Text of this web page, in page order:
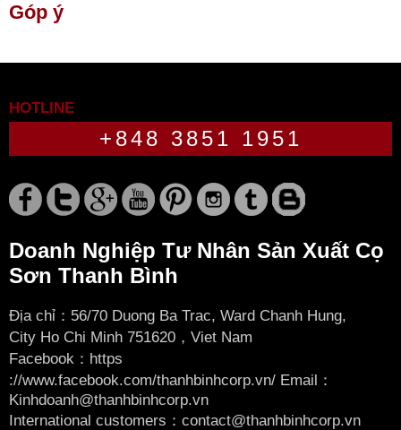
Góp ý
HOTLINE
+848 3851 1951
Doanh Nghiệp Tư Nhân Sản Xuất Cọ
Sơn Thanh Bình
Địa chỉ：56/70 Duong Ba Trac, Ward Chanh Hung,
City Ho Chi Minh 751620，Viet Nam
Facebook： https
://www.facebook.com/thanhbinhcorp.vn/ Email：
Kinhdoanh@thanhbinhcorp.vn
International customers：contact@thanhbinhcorp.vn